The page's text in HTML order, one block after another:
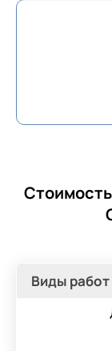
Виды работ